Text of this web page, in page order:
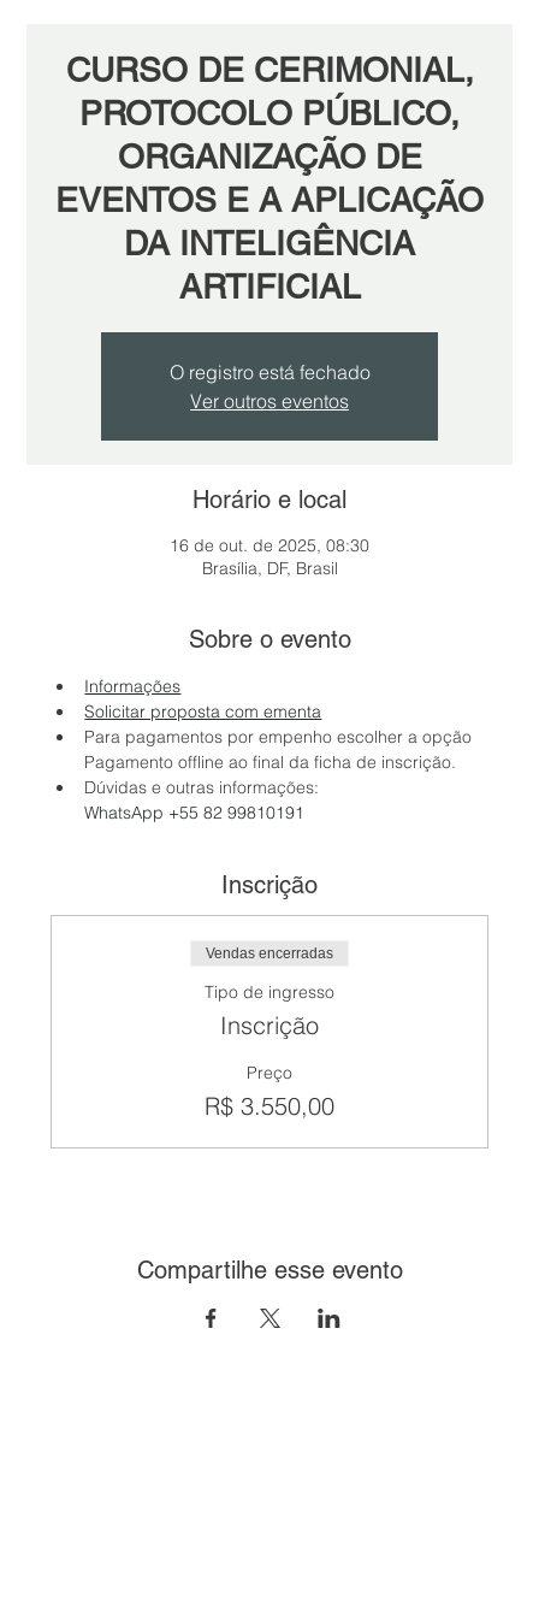
CURSO DE CERIMONIAL,
PROTOCOLO PÚBLICO,
ORGANIZAÇÃO DE
EVENTOS E A APLICAÇÃO
DA INTELIGÊNCIA
ARTIFICIAL
O registro está fechado
Ver outros eventos
Horário e local
16 de out. de 2025, 08:30
Brasília, DF, Brasil
Sobre o evento
Informações
Solicitar proposta com ementa
Para pagamentos por empenho escolher a opção
Pagamento offline ao final da ficha de inscrição.
Dúvidas e outras informações:
WhatsApp +55 82 99810191
Inscrição
Vendas encerradas
Tipo de ingresso
Inscrição
Preço
R$ 3.550,00
Compartilhe esse evento